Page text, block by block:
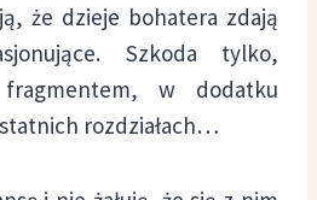
że dzieje bohatera zdają
Szkoda tylko,
w dodatku
rozdziałach…